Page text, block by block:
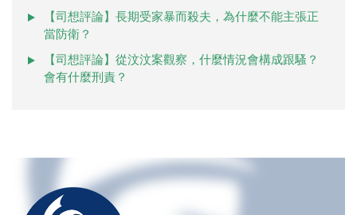
【司想評論】長期受家暴而殺夫，為什麼不能主張正
當防衛？
【司想評論】從汶汶案觀察，什麼情況會構成跟騷？
會有什麼刑責？